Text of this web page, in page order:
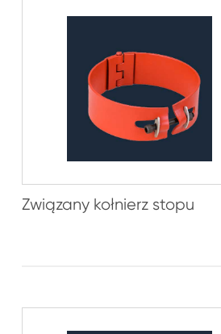
Związany kołnierz stopu